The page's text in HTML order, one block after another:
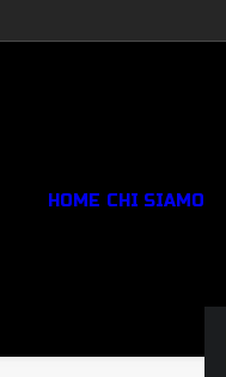
HOME CHI SIAMO